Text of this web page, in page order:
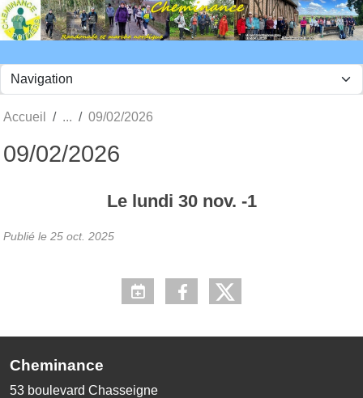
Accueil 09/02/2026
09/02/2026
Le lundi 30 nov. -1
Publié le 25 oct. 2025
Cheminance
53 boulevard Chasseigne
Panneau de gestion des cookies